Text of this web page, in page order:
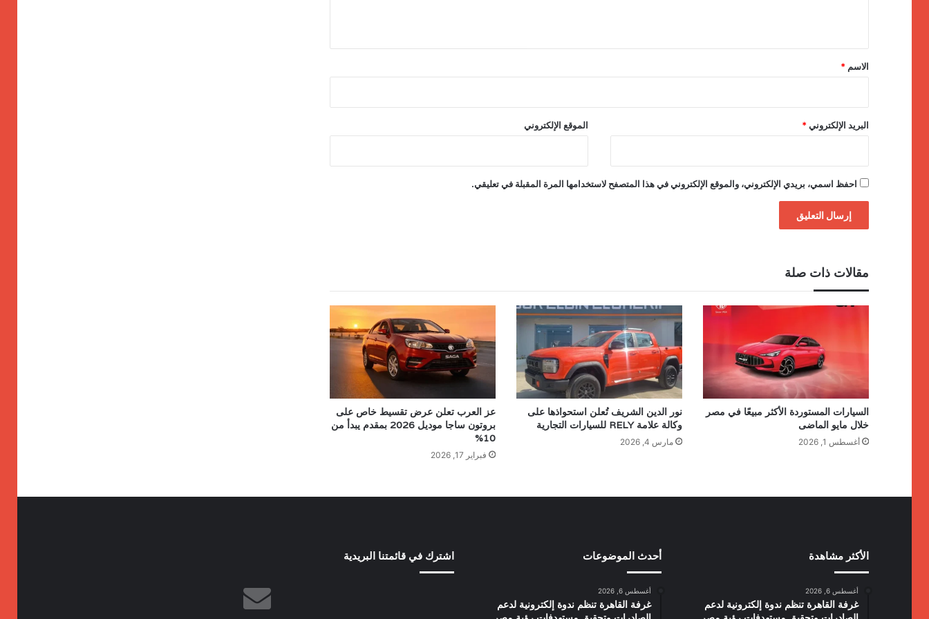
*
الاسم *
البريد الإلكتروني * الموقع الإلكتروني
احفظ اسمي، بريدي الإلكتروني، والموقع الإلكتروني في هذا المتصفح لاستخدامها المرة المقبلة في تعليقي.
مقالات ذات صلة
السيارات المستوردة الأكثر مبيعًا في مصر
خلال مايو الماضى
أغسطس 1, 2026
نور الدين الشريف تُعلن استحواذها على
وكالة علامة RELY للسيارات التجارية
مارس 4, 2026
عز العرب تعلن عرض تقسيط خاص على
بروتون ساجا موديل 2026 بمقدم يبدأ من
10%
فبراير 17, 2026
الأكثر مشاهدة
أغسطس 6, 2026
غرفة القاهرة تنظم ندوة إلكترونية لدعم
أحدث الموضوعات
أغسطس 6, 2026
غرفة القاهرة تنظم ندوة إلكترونية لدعم
اشترك في قائمتنا البريدية